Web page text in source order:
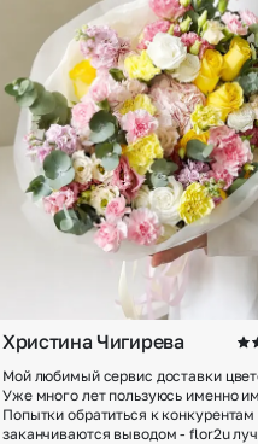
Христина Чигирева
Мой любимый сервис доставки
Уже много лет пользуюсь именно
Попытки обратиться к конкурентам
заканчиваются выводом - flor2u